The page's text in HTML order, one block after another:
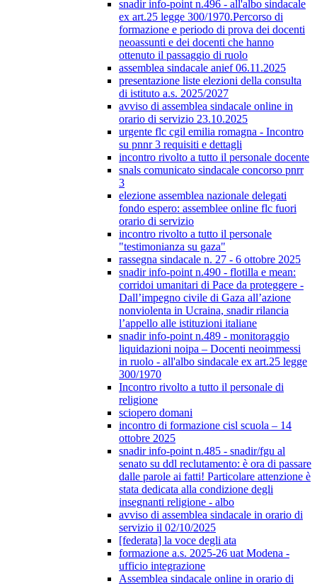
snadir info-point n.496 - all'albo sindacale
ex art.25 legge 300/1970.Percorso di
formazione e periodo di prova dei docenti
neoassunti e dei docenti che hanno
ottenuto il passaggio di ruolo
assemblea sindacale anief 06.11.2025
presentazione liste elezioni della consulta
di istituto a.s. 2025/2027
avviso di assemblea sindacale online in
orario di servizio 23.10.2025
urgente flc cgil emilia romagna - Incontro
su pnnr 3 requisiti e dettagli
incontro rivolto a tutto il personale docente
snals comunicato sindacale concorso pnrr
3
elezione assemblea nazionale delegati
fondo espero: assemblee online flc fuori
orario di servizio
incontro rivolto a tutto il personale
"testimonianza su gaza"
rassegna sindacale n. 27 - 6 ottobre 2025
snadir info-point n.490 - flotilla e mean:
corridoi umanitari di Pace da proteggere -
Dall’impegno civile di Gaza all’azione
nonviolenta in Ucraina, snadir rilancia
l’appello alle istituzioni italiane
snadir info-point n.489 - monitoraggio
liquidazioni noipa – Docenti neoimmessi
in ruolo - all'albo sindacale ex art.25 legge
300/1970
Incontro rivolto a tutto il personale di
religione
sciopero domani
incontro di formazione cisl scuola – 14
ottobre 2025
snadir info-point n.485 - snadir/fgu al
senato su ddl reclutamento: è ora di passare
dalle parole ai fatti! Particolare attenzione è
stata dedicata alla condizione degli
insegnanti religione - albo
avviso di assemblea sindacale in orario di
servizio il 02/10/2025
[federata] la voce degli ata
formazione a.s. 2025-26 uat Modena -
ufficio integrazione
Assemblea sindacale online in orario di